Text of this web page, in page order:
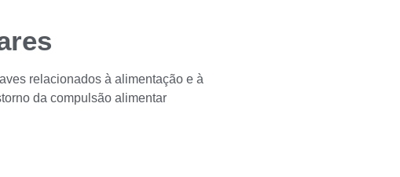
relacionados à alimentação e à
da compulsão alimentar